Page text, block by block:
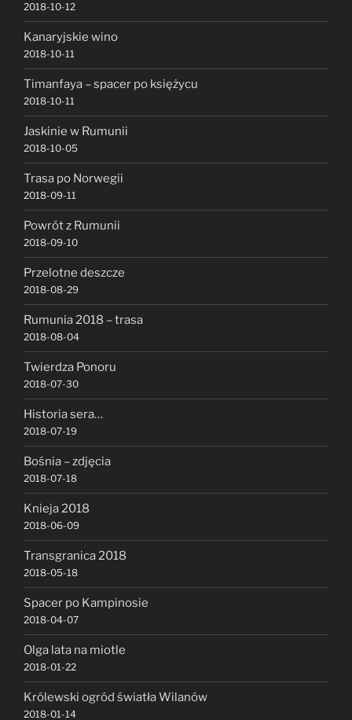
2018-10-12
Kanaryjskie wino
2018-10-11
Timanfaya – spacer po księżycu
2018-10-11
Jaskinie w Rumunii
2018-10-05
Trasa po Norwegii
2018-09-11
Powrót z Rumunii
2018-09-10
Przelotne deszcze
2018-08-29
Rumunia 2018 – trasa
2018-08-04
Twierdza Ponoru
2018-07-30
Historia sera…
2018-07-19
Bośnia – zdjęcia
2018-07-18
Knieja 2018
2018-06-09
Transgranica 2018
2018-05-18
Spacer po Kampinosie
2018-04-07
Olga lata na miotle
2018-01-22
Królewski ogród światła Wilanów
2018-01-14